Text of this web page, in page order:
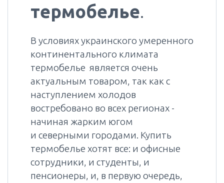
термобелье.
В условиях украинского умеренного
континентального климата
термобелье является очень
актуальным товаром, так как с
наступлением холодов
востребовано во всех регионах -
начиная жарким югом
и северными городами. Купить
термобелье хотят все: и офисные
сотрудники, и студенты, и
пенсионеры, и, в первую очередь,